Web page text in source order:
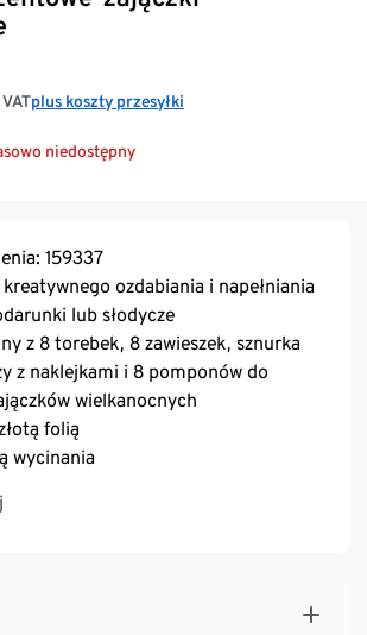
plus koszty przesyłki
niedostępny
159337
ozdabiania i napełniania
lub słodycze
z 8 torebek, 8 zawieszek, sznurka
z naklejkami i 8 pomponów do
wielkanocnych
folią
wycinania